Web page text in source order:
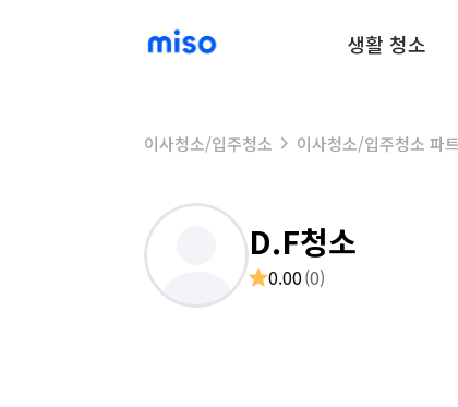
생활 청소
이사청소/입주청소 이사청소/입주청소 파
D.F청소
0.00(0)